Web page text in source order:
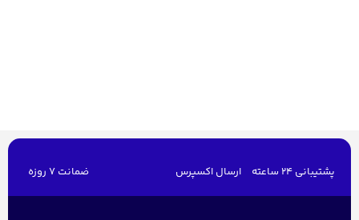
پشتیبانی 24 ساعته ارسال اکسپرس ضمانت 7 روزه